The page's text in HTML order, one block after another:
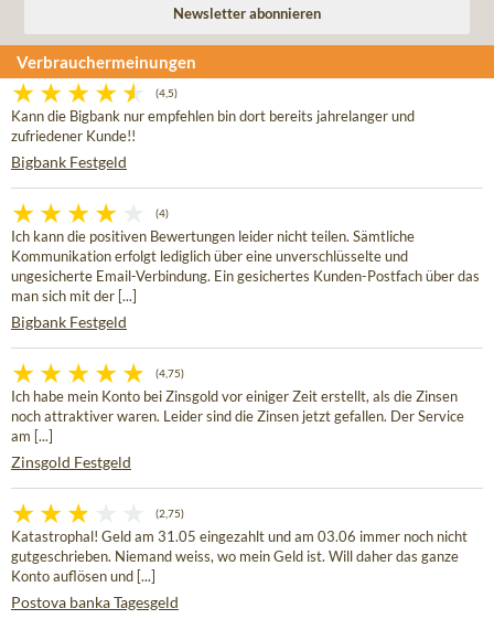
Verbrauchermeinungen
(4,5)
Kann die Bigbank nur empfehlen bin dort bereits jahrelanger und
zufriedener Kunde!!
Bigbank Festgeld
(4)
Ich kann die positiven Bewertungen leider nicht teilen. Sämtliche
Kommunikation erfolgt lediglich über eine unverschlüsselte und
ungesicherte Email-Verbindung. Ein gesichertes Kunden-Postfach über das
man sich mit der [...]
Bigbank Festgeld
(4,75)
Ich habe mein Konto bei Zinsgold vor einiger Zeit erstellt, als die Zinsen
noch attraktiver waren. Leider sind die Zinsen jetzt gefallen. Der Service
am [...]
Zinsgold Festgeld
(2,75)
Katastrophal! Geld am 31.05 eingezahlt und am 03.06 immer noch nicht
gutgeschrieben. Niemand weiss, wo mein Geld ist. Will daher das ganze
Konto auflösen und [...]
Postova banka Tagesgeld